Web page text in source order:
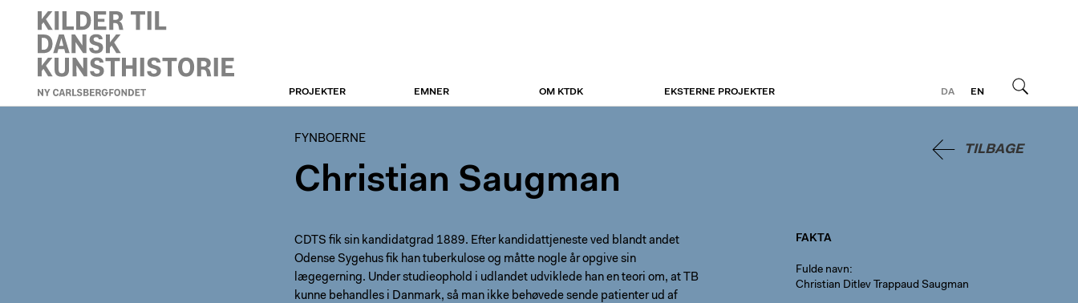
FYNBOERNE
DA
EN
PROJEKTER EMNER OM KTDK EKSTERNE PROJEKTER
TILBAGE
FYNBOERNE
Christian Saugman
CDTS fik sin kandidatgrad 1889. Efter kandidattjeneste ved blandt andet
Odense Sygehus fik han tuberkulose og måtte nogle år opgive sin
lægegerning. Under studieophold i udlandet udviklede han en teori om, at TB
kunne behandles i Danmark, så man ikke behøvede sende patienter ud af
FAKTA
Fulde navn
Christian Ditlev Trappaud Saugman